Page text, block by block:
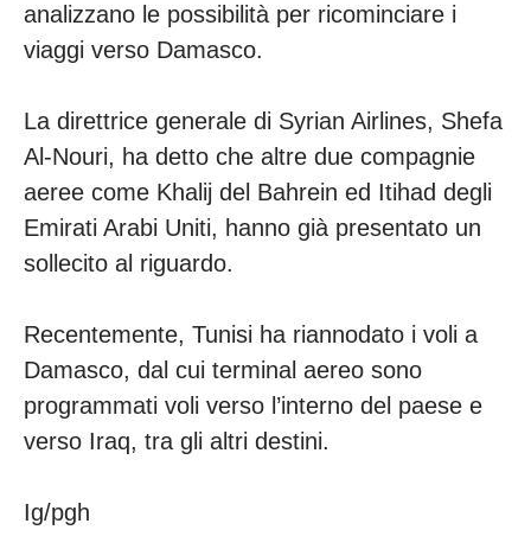
analizzano le possibilità per ricominciare i
viaggi verso Damasco.
La direttrice generale di Syrian Airlines, Shefa
Al-Nouri, ha detto che altre due compagnie
aeree come Khalij del Bahrein ed Itihad degli
Emirati Arabi Uniti, hanno già presentato un
sollecito al riguardo.
Recentemente, Tunisi ha riannodato i voli a
Damasco, dal cui terminal aereo sono
programmati voli verso l’interno del paese e
verso Iraq, tra gli altri destini.
Ig/pgh